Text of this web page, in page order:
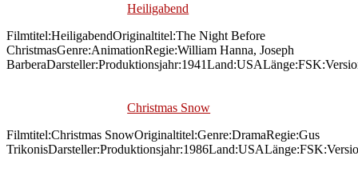
Heiligabend
Filmtitel:HeiligabendOriginaltitel:The Night Before
ChristmasGenre:AnimationRegie:William Hanna, Joseph
Christmas Snow
Filmtitel:Christmas SnowOriginaltitel:Genre:DramaRegie:Gus